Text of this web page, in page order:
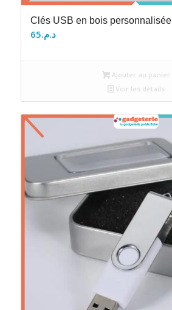
Clés USB en bois personnalisée
د.م.65
Ajouter au panier
Voir les détails